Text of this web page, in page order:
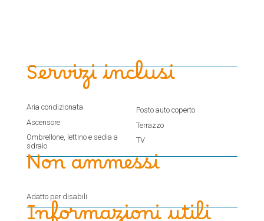
Servizi inclusi
Aria condizionata
Ascensore
Ombrellone, lettino e sedia a
sdraio
Posto auto coperto
Terrazzo
TV
Non ammessi
Adatto per disabili